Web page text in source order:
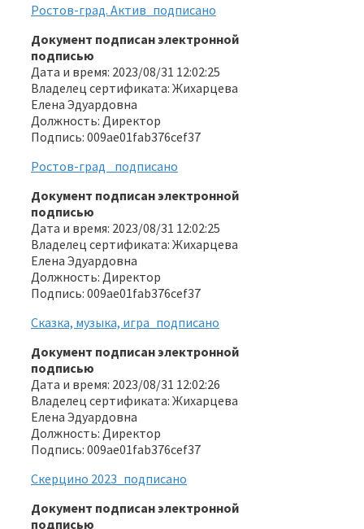
Ростов-град. Актив_подписано
Документ подписан электронной
подписью
Дата и время: 2023/08/31 12:02:25
Владелец сертификата: Жихарцева
Елена Эдуардовна
Должность: Директор
Подпись: 009ae01fab376cef37
Ростов-град _подписано
Документ подписан электронной
подписью
Дата и время: 2023/08/31 12:02:25
Владелец сертификата: Жихарцева
Елена Эдуардовна
Должность: Директор
Подпись: 009ae01fab376cef37
Сказка, музыка, игра_подписано
Документ подписан электронной
подписью
Дата и время: 2023/08/31 12:02:26
Владелец сертификата: Жихарцева
Елена Эдуардовна
Должность: Директор
Подпись: 009ae01fab376cef37
Скерцино 2023_подписано
Документ подписан электронной
подписью